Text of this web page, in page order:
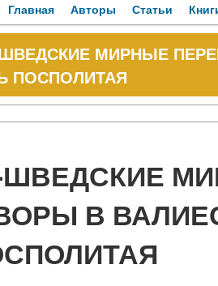
Главная Авторы Статьи
МИРНЫЕ
ПОСПОЛИТАЯ
ШВЕДСКИЕ
В